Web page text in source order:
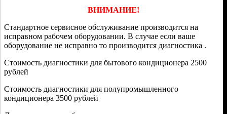
ВНИМАНИЕ!
Стандартное сервисное обслуживание производится на
исправном рабочем оборудовании. В случае если ваше
оборудование не исправно то производится диагностика .
Стоимость диагностики для бытового кондиционера 2500
рублей
Стоимость диагностики для полупромышленного
кондиционера 3500 рублей